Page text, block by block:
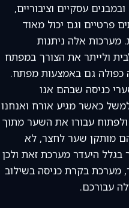
עסקיים וציבוריים,
פרטיים וגם יכול מאוד
מערכות אלה ניתנות
ולייתר את הצורך במפתח
כפולה גם באמצעות מפתח.
כניסה שבהם אנו
כאשר מגיע אורח ואנחנו
ולפתוח עבורו את השער מתוך
מותקן שער לחצר, לא
היעדר מערכת זאת ולכן
בקרת כניסה בשילוב
עבורכם.